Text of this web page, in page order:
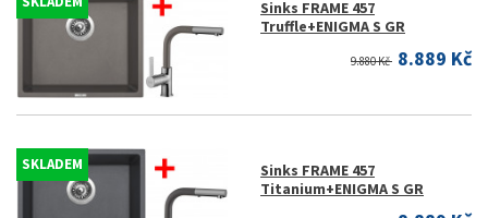
Sinks FRAME 457
Truffle+ENIGMA S GR
9.880 Kč 8.889 Kč
SKLADEM
Sinks FRAME 457
Titanium+ENIGMA S GR